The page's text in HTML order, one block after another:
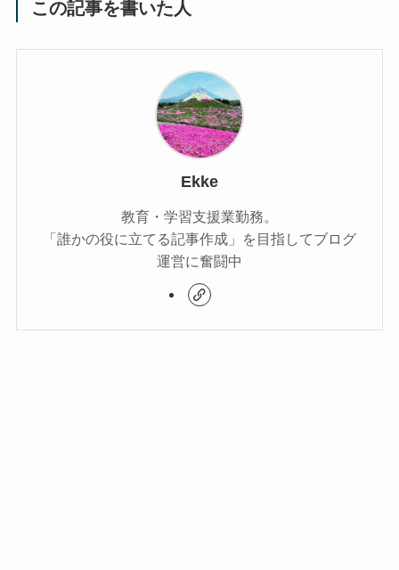
この記事を書いた人
Ekke
教育・学習支援業勤務。
「誰かの役に立てる記事作成」を目指してブログ
運営に奮闘中